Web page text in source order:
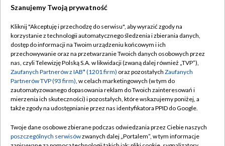
TVP
Abonament TVP
Emisja w TVP
Centrum informacji TVP
Naziemna Telewizja Cyfrowa
Rada Programowa
Regulamin TVP
Polityka prywatności
Moje zgody
Pomoc
Kontakt
Szanujemy Twoją prywatność
Kliknij "Akceptuję i przechodzę do serwisu", aby wyrazić zgody na
korzystanie z technologii automatycznego śledzenia i zbierania danych,
dostęp do informacji na Twoim urządzeniu końcowym i ich
przechowywanie oraz na przetwarzanie Twoich danych osobowych przez
nas, czyli Telewizję Polską S.A. w likwidacji (zwaną dalej również „TVP”),
Zaufanych Partnerów z IAB* (1201 firm) oraz pozostałych Zaufanych
Partnerów TVP (93 firm), w celach marketingowych (w tym do
zautomatyzowanego dopasowania reklam do Twoich zainteresowań i
mierzenia ich skuteczności) i pozostałych, które wskazujemy poniżej, a
także zgody na udostępnianie przez nas identyfikatora PPID do Google.
Twoje dane osobowe zbierane podczas odwiedzania przez Ciebie naszych
poszczególnych serwisówzwanych dalej „Portalem”, w tym informacje